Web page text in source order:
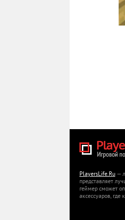
PlayersLife.Ru —
представляет
геймер сможет
аксессуаров,